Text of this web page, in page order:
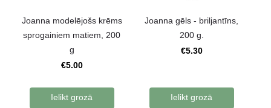
Joanna modelējošs krēms
sprogainiem matiem, 200
g
€5.00
Ielikt grozā
Joanna gēls - briljantīns,
200 g.
€5.30
Ielikt grozā